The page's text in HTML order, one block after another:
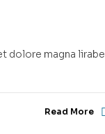
dolore magna lirabe
Read More